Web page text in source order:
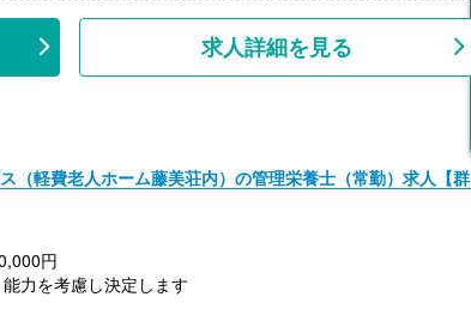
求人詳細を見る
（軽費老人ホーム藤美荘内）の管理栄養士（常勤）求人【群
円
力を考慮し決定します